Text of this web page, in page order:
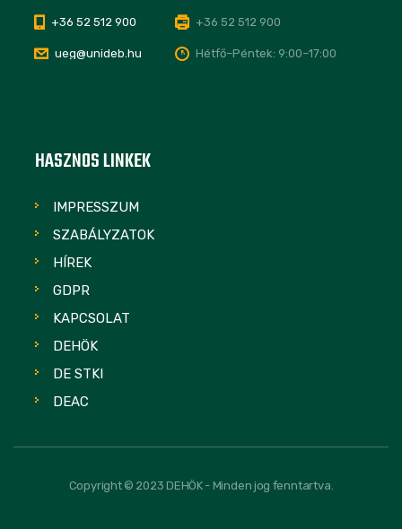
+36 52 512 900 +36 52 512 900
ueg@unideb.hu Hétfő–Péntek: 9:00–17:00
HASZNOS LINKEK
IMPRESSZUM
SZABÁLYZATOK
HÍREK
GDPR
KAPCSOLAT
DEHÖK
DE STKI
DEAC
Copyright © 2023 DEHÖK - Minden jog fenntartva.